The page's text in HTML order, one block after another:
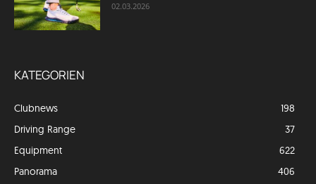
02.03.2026
KATEGORIEN
Clubnews
198
Driving Range
37
Equipment
622
Panorama
406